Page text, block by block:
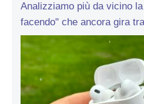
Analizziamo più da vicino
facendo" che ancora gira